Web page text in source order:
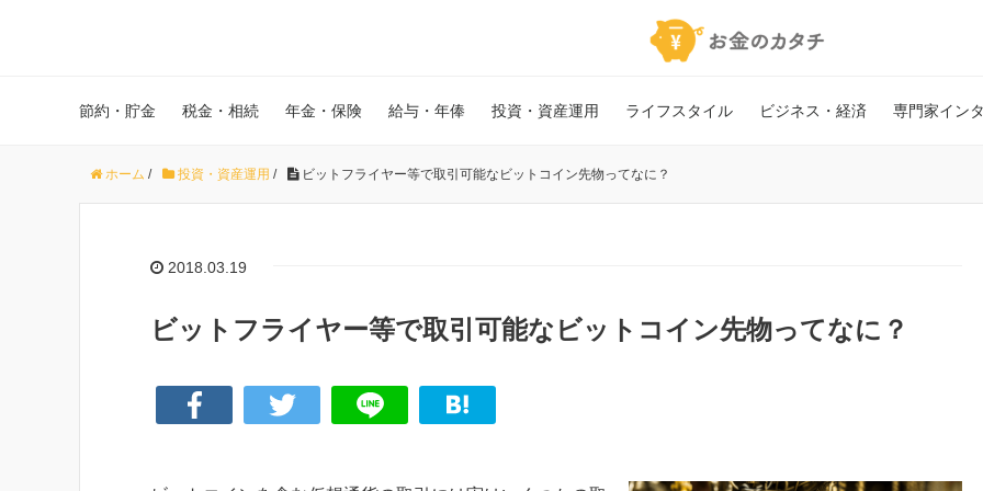
節約・貯金 税金・相続 年金・保険 給与・年俸 投資・資産運用 ライフスタイル ビジネス・経済 専門家イン
ホーム / 投資・資産運用 / ビットフライヤー等で取引可能なビットコイン先物ってなに？
2018.03.19
ビットフライヤー等で取引可能なビットコイン先物ってなに？